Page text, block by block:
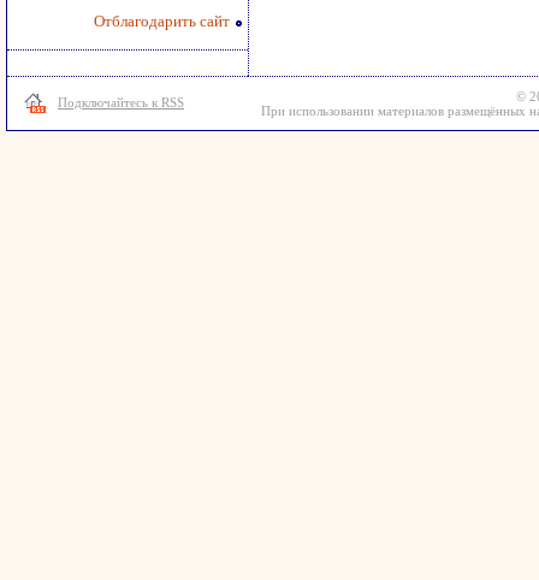
Отблагодарить сайт
Подключайтесь к RSS
©
При использовании материалов размещённых